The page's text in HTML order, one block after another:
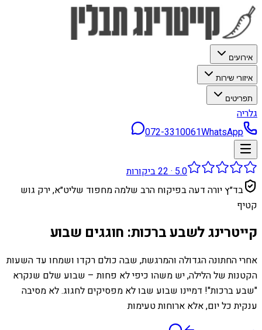
אירועים
איזורי שירות
תפריטים
גלריה
072-3310061WhatsApp
5.0
·
22ביקורות
בד״ץ יורה דעה בפיקוח הרב שלמה מחפוד שליט״א, ירק גוש
קטיף
קייטרינג לשבע ברכות: חוגגים שבוע
אחרי החתונה הגדולה והמרגשת, שבה כולם רקדו ושמחו עד השעות
הקטנות של הלילה, יש משהו כיפי לא פחות – שבוע שלם שנקרא
"שבע ברכות"! דמיינו שבוע שבו לא מפסיקים לחגוג. לא מסיבה
ענקית כל יום, אלא ארוחות טעימות